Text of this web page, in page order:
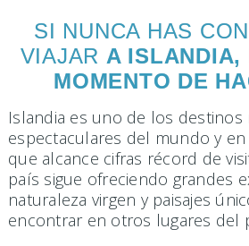
SI NUNCA HAS
VIAJAR A ISLANDIA,
MOMENTO DE
Islandia es uno de los destinos
espectaculares del mundo y en
que alcance cifras récord de
país sigue ofreciendo grandes
naturaleza virgen y paisajes
encontrar en otros lugares del